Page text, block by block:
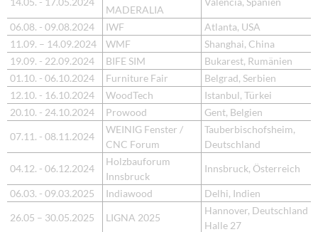
MADERALIA
06.08. - 09.08.2024 IWF
Atlanta, USA
11.09. – 14.09.2024
WMF
Shanghai, China
19.09. - 22.09.2024
BIFE SIM
Bukarest, Rumänien
01.10. - 06.10.2024
Furniture Fair
Belgrad, Serbien
12.10. - 16.10.2024
WoodTech
Istanbul, Türkei
20.10. - 24.10.2024
Prowood
Gent, Belgien
07.11. - 08.11.2024
WEINIG Fenster /
CNC Forum
Tauberbischofsheim,
Deutschland
04.12. - 06.12.2024
Holzbauforum
Innsbruck
Innsbruck, Österreich
06.03. - 09.03.2025 Indiawood
Delhi, Indien
26.05 – 30.05.2025
LIGNA 2025
Hannover, Deutschland
Halle 27